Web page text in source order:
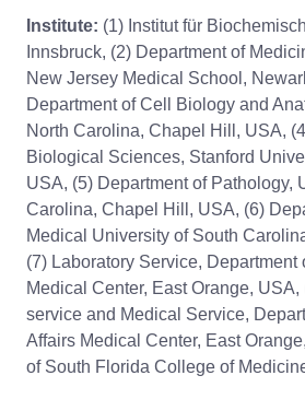
Institute: (1) Institut für
Innsbruck, (2) Department of
New Jersey Medical School,
Department of Cell Biology and
North Carolina, Chapel Hill, USA,
Biological Sciences, Stanford
USA, (5) Department of Pathology,
Carolina, Chapel Hill, USA, (6)
Medical University of South
(7) Laboratory Service, Department
Medical Center, East Orange, USA,
service and Medical Service,
Affairs Medical Center, East
of South Florida College of